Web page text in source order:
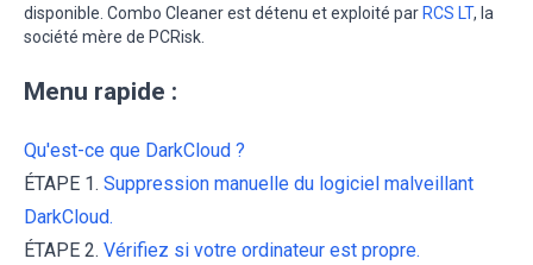
disponible. Combo Cleaner est détenu et exploité par RCS LT, la
société mère de PCRisk.
Menu rapide :
Qu'est-ce que DarkCloud ?
ÉTAPE 1. Suppression manuelle du logiciel malveillant
DarkCloud.
ÉTAPE 2. Vérifiez si votre ordinateur est propre.